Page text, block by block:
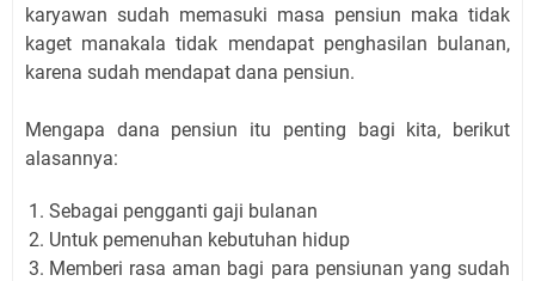
karyawan sudah memasuki masa pensiun maka tidak
kaget manakala tidak mendapat penghasilan bulanan,
karena sudah mendapat dana pensiun.
Mengapa dana pensiun itu penting bagi kita, berikut
alasannya:
Sebagai pengganti gaji bulanan
Untuk pemenuhan kebutuhan hidup
Memberi rasa aman bagi para pensiunan yang sudah